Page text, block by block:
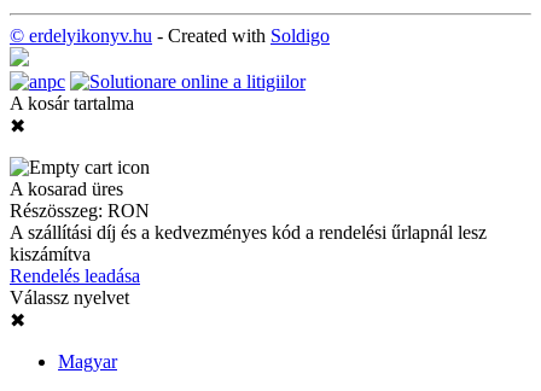
© erdelyikonyv.hu - Created with Soldigo
A kosár tartalma
✖
A kosarad üres
Részösszeg: RON
A szállítási díj és a kedvezményes kód a rendelési űrlapnál lesz
kiszámítva
Rendelés leadása
Válassz nyelvet
✖
Magyar